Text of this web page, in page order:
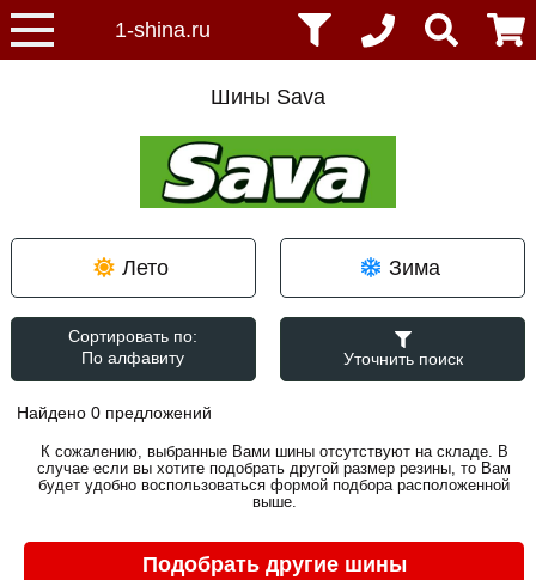
Шины Sava
Лето Зима
Сортировать по:
Уточнить поиск
Найдено 0 предложений
К сожалению, выбранные Вами шины отсутствуют на складе. В
случае если вы хотите подобрать другой размер резины, то Вам
будет удобно воспользоваться формой подбора расположенной
выше.
Подобрать другие шины